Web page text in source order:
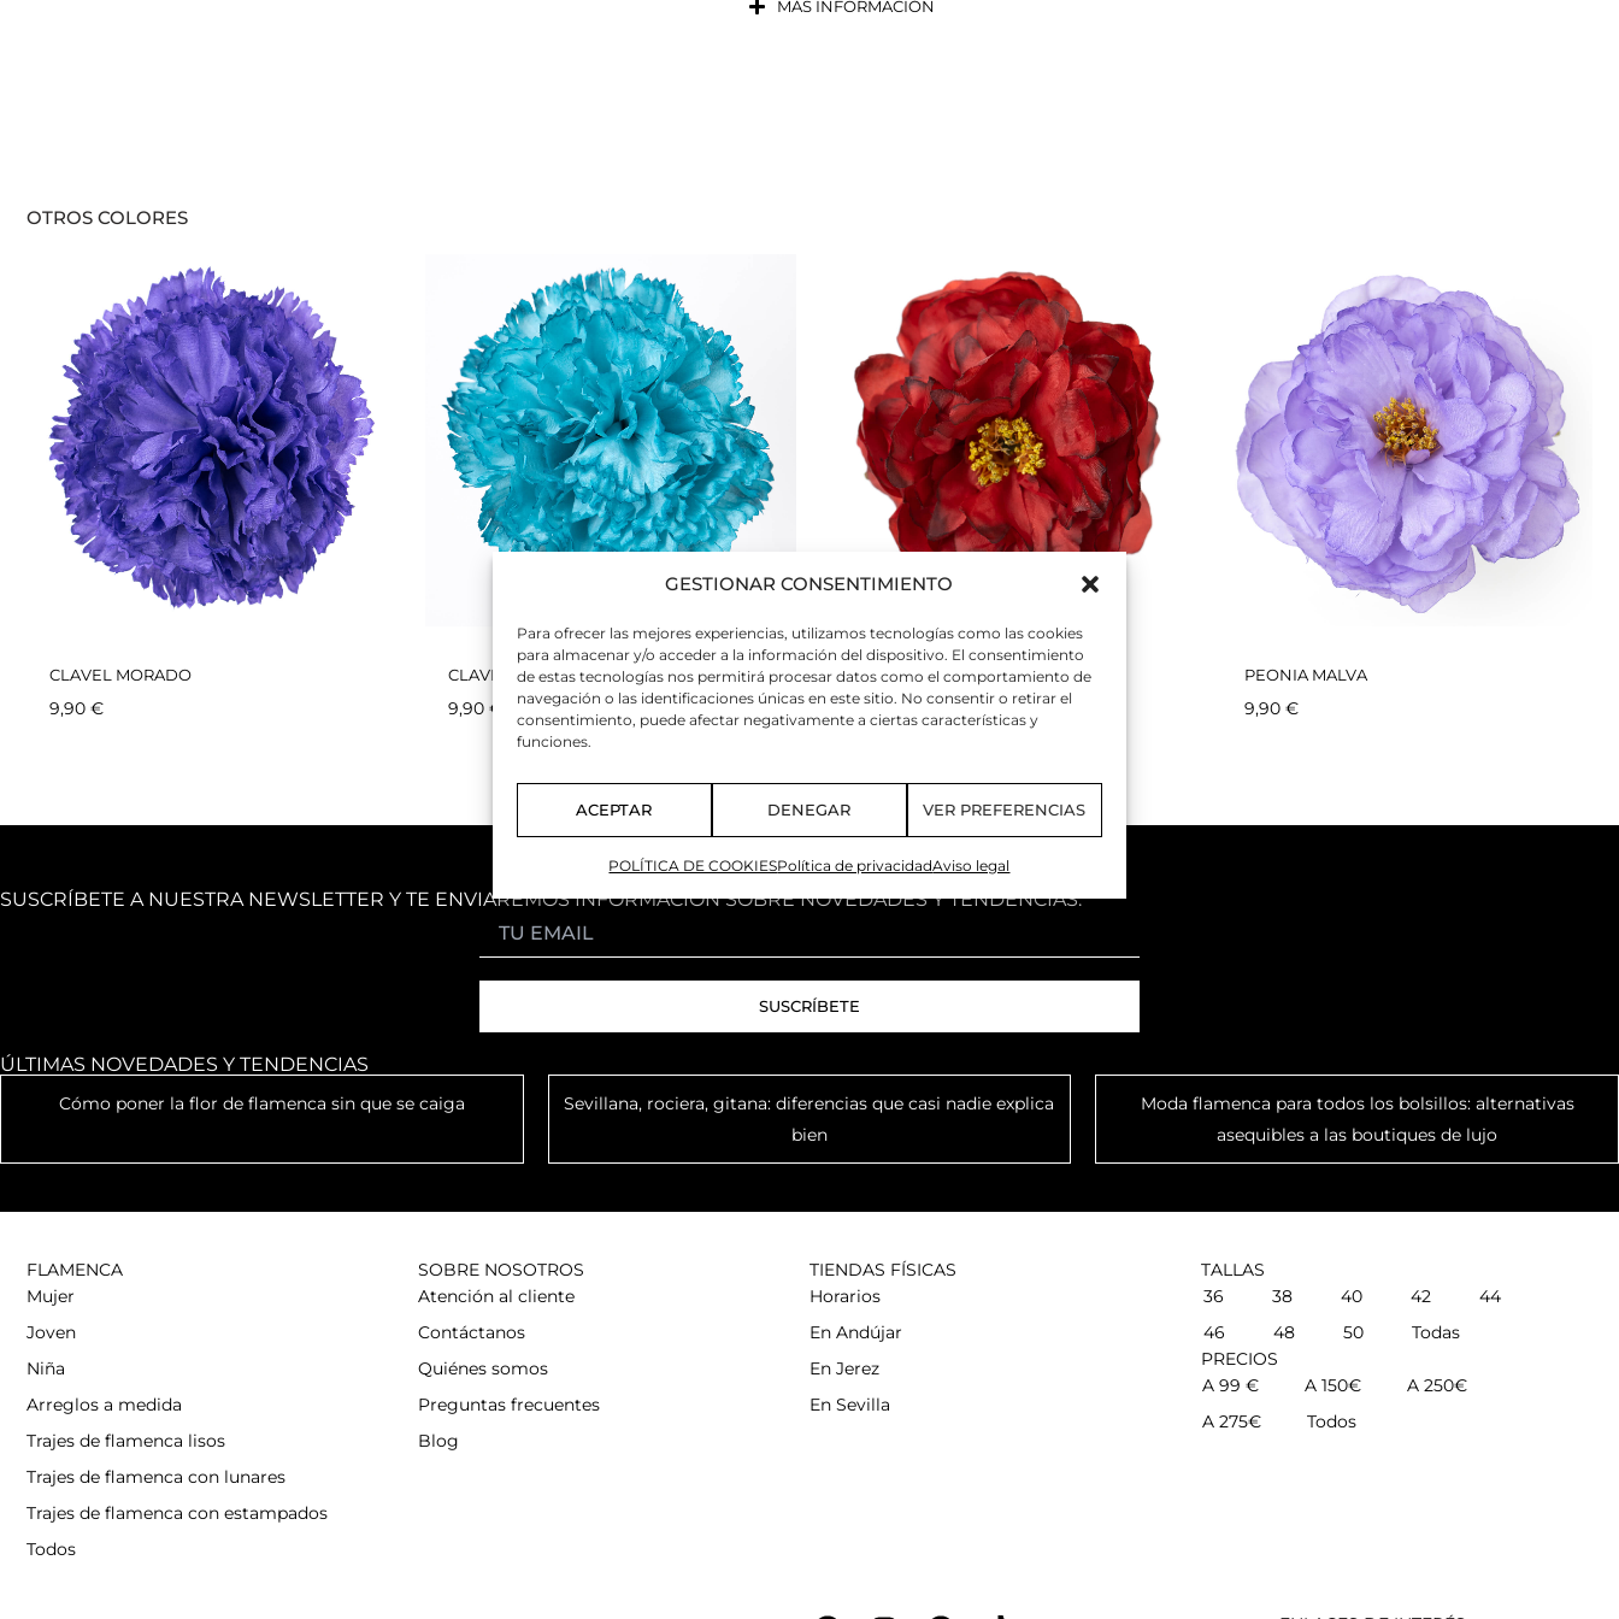
GESTIONAR CONSENTIMIENTO
Para ofrecer las mejores experiencias, utilizamos tecnologías como las cookies
para almacenar y/o acceder a la información del dispositivo. El consentimiento
de estas tecnologías nos permitirá procesar datos como el comportamiento de
navegación o las identificaciones únicas en este sitio. No consentir o retirar el
consentimiento, puede afectar negativamente a ciertas características y
funciones.
ACEPTAR DENEGAR VER PREFERENCIAS
POLÍTICA DE COOKIESPolítica de privacidadAviso legal
MÁS INFORMACIÓN
OTROS COLORES
CLAVEL MORADO
9,90€
CLAVEL AZUL PETROLEO
9,90 €
PEONIA ROJO BEAUTY
9,90€
PEONIA MALVA
9,90 €
SUSCRÍBETE A NUESTRA NEWSLETTER Y TE ENVIAREMOS INFORMACIÓN SOBRE NOVEDADES Y TENDENCIAS.
ÚLTIMAS NOVEDADES Y TENDENCIAS
Cómo poner la flor de flamenca sin que se caiga
Sevillana, rociera, gitana: diferencias que casi nadie explica
bien
Moda flamenca para todos los bolsillos: alternativas
asequibles a las boutiques de lujo
FLAMENCA
Mujer
Joven
Niña
Arreglos a medida
Trajes de flamenca lisos
Trajes de flamenca con lunares
Trajes de flamenca con estampados
Todos
SOBRE NOSOTROS
Atención al cliente
Contáctanos
Quiénes somos
Preguntas frecuentes
Blog
TIENDAS FÍSICAS
Horarios
En Andújar
En Jerez
En Sevilla
TALLAS
36
38 40 42
44
46
48 50
Todas
PRECIOS
A 99 €
A 150€
A 250€
A 275€
Todos